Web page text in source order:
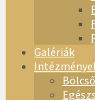
Galériák